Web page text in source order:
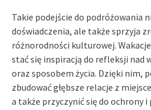
Takie podejście do podróżowania
doświadczenia, ale także sprzyja
różnorodności kulturowej.
stać się inspiracją do refleksji nad
oraz sposobem życia. Dzięki nim,
zbudować głębsze relacje z
a także przyczynić się do ochrony